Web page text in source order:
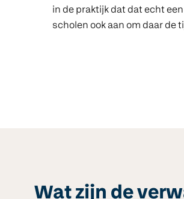
in de praktijk dat dat echt
scholen ook aan om daar de
Wat zijn de